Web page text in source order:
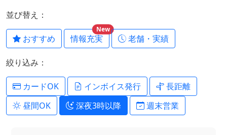
並び替え：
おすすめ 情報充実
New
老舗・実績
絞り込み：
カードOK インボイス発行
長距離
昼間OK
深夜3時以降 週末営業